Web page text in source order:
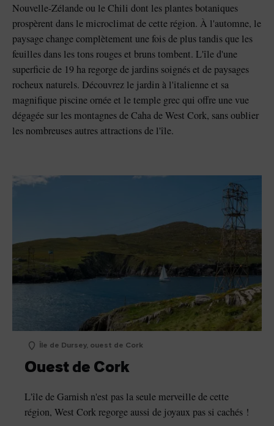
Nouvelle-Zélande ou le Chili dont les plantes botaniques
prospèrent dans le microclimat de cette région. À l'automne, le
paysage change complètement une fois de plus tandis que les
feuilles dans les tons rouges et bruns tombent. L'île d'une
superficie de 19 ha regorge de jardins soignés et de paysages
rocheux naturels. Découvrez le jardin à l'italienne et sa
magnifique piscine ornée et le temple grec qui offre une vue
dégagée sur les montagnes de Caha de West Cork, sans oublier
les nombreuses autres attractions de l'île.
Île de Dursey, ouest de Cork
Ouest de Cork
L'île de Garnish n'est pas la seule merveille de cette
région, West Cork regorge aussi de joyaux pas si cachés !